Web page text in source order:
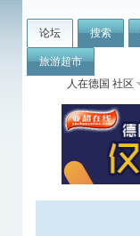
论坛 搜索
旅游超市
人在德国 社区